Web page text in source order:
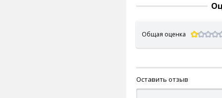
Общая оценка
Оставить отзыв